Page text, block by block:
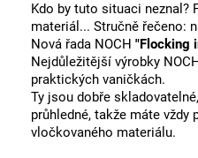
Kdo by tuto situaci neznal?
materiál... Stručně řečeno:
Nová řada NOCH "Flocking
Nejdůležitější výrobky
praktických vaničkách.
Ty jsou dobře
průhledné, takže máte vždy
vločkovaného materiálu.